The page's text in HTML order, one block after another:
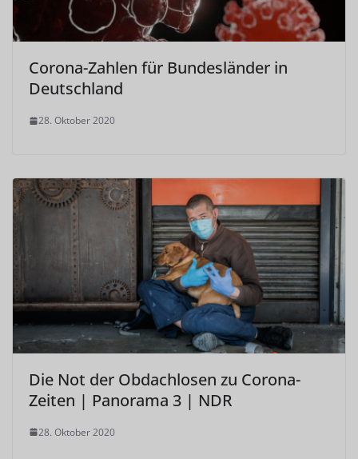
Corona-Zahlen für Bundesländer in
Deutschland
28. Oktober 2020
Die Not der Obdachlosen zu Corona-
Zeiten | Panorama 3 | NDR
28. Oktober 2020